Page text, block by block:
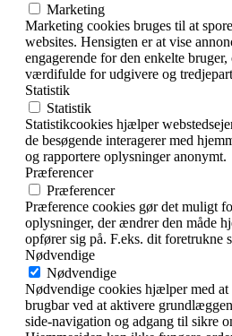
Marketing
Marketing cookies bruges til at
websites. Hensigten er at vise
engagerende for den enkelte
værdifulde for udgivere og
Statistik
Statistik
Statistikcookies hjælper
de besøgende interagerer med
og rapportere oplysninger anonymt.
Præferencer
Præferencer
Præference cookies gør det muligt
oplysninger, der ændrer den måde
opfører sig på. F.eks. dit foretrukne
Nødvendige
Nødvendige
Nødvendige cookies hjælper med at
brugbar ved at aktivere
side-navigation og adgang til sikre